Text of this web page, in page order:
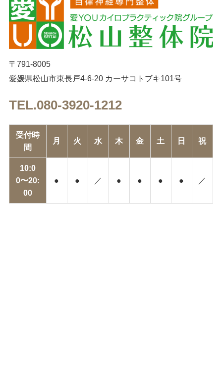
〒791-8005
愛媛県松山市東長戸4-6-20 カーサコトブキ101号
TEL.080-3920-1212
受付時
間
月 火 水 木 金 土 日 祝
10:0
0〜20:
00
● ● ／ ● ● ● ● ／